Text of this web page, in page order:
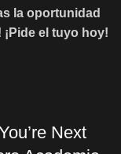
la oportunidad
¡Pide el tuyo hoy!
Next